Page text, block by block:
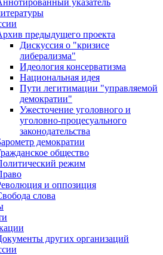
указатель
предыдущего проекта
Дискуссия о "кризисе
либерализма"
Идеология консерватизма
Национальная идея
Пути легитимации "управляемой
демократии"
Ужесточение уголовного и
уголовно-процесуального
законодательства
демократии
общество
режим
и оппозиция
слова
других организаций